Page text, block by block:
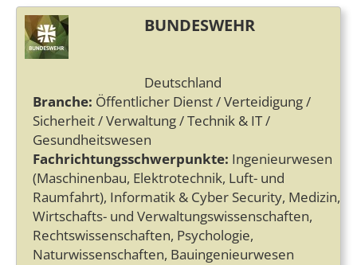
BUNDESWEHR
Deutschland
Branche: Öffentlicher Dienst / Verteidigung /
Sicherheit / Verwaltung / Technik & IT /
Gesundheitswesen
Fachrichtungsschwerpunkte: Ingenieurwesen
(Maschinenbau, Elektrotechnik, Luft- und
Raumfahrt), Informatik & Cyber Security, Medizin,
Wirtschafts- und Verwaltungswissenschaften,
Rechtswissenschaften, Psychologie,
Naturwissenschaften, Bauingenieurwesen